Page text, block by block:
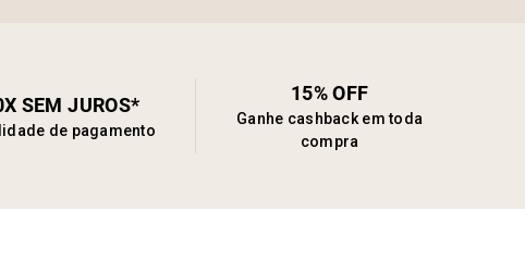
SEM JUROS*
de pagamento
15% OFF
Ganhe cashback em toda
compra